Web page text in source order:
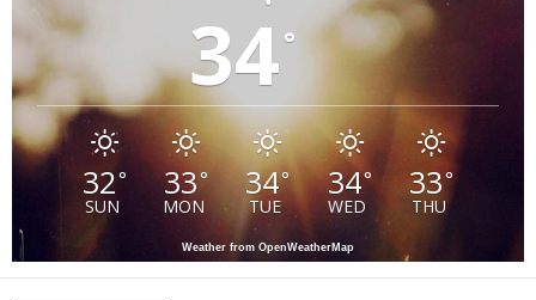
34°
32°
SUN
33°
MON
34°
TUE
34°
WED
33°
THU
Weather from OpenWeatherMap